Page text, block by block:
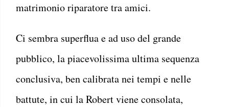
matrimonio riparatore tra amici.
Ci sembra superflua e ad uso del grande
pubblico, la piacevolissima ultima sequenza
conclusiva, ben calibrata nei tempi e nelle
battute, in cui la Robert viene consolata,